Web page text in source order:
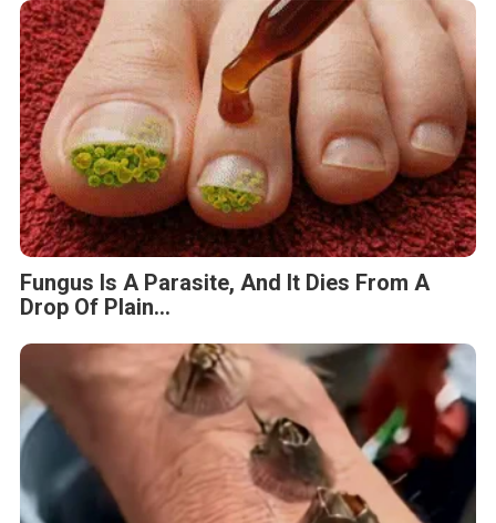
Fungus Is A Parasite, And It Dies From A
Drop Of Plain...